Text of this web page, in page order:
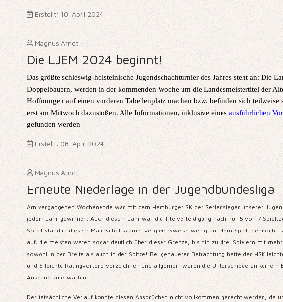
Erstellt: 10. April 2024
Magnus Arndt
Die LJEM 2024 beginnt!
Das größte schleswig-holsteinische Jugendschachturnier des Jahres steht an: Die
Doppelbauern, werden in der kommenden Woche um die Landesmeistertitel der
Hoffnungen auf einen vorderen Tabellenplatz machen bzw. befinden sich
erst am Mittwoch dazustoßen. Alle Informationen, inklusive einesausführlichen
gefunden werden.
Erstellt: 08. April 2024
Magnus Arndt
Erneute Niederlage in der Jugendbundesliga
Am vergangenen Wochenende war mit dem Hamburger SK der Seriensieger unserer
jedem Jahr gewinnen. Auch diesem Jahr war die Titelverteidigung nach nur 5 von 7
Somit stand in diesem Mannschaftskampf vergleichsweise wenig auf dem Spiel,
auf, die meisten waren sogar deutlich über dieser Grenze, bis hin zu drei Spielern mit
sowohl in der Breite als auch in der Spitze! Bei genauerer Betrachtung hatte der HSK
und 6 leichte Ratingvorteile verzeichnen und allgemein waren die Unterschiede an
Ausgang zu erwarten.
Der tatsächliche Verlauf konnte diesen Ansprüchen nicht vollkommen gerecht werden, da